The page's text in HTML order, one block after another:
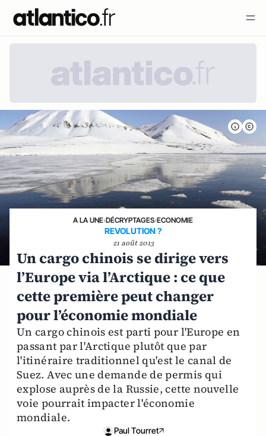
A LA UNE›DÉCRYPTAGES›ECONOMIE
REVOLUTION ?
21 août 2013
Un cargo chinois se dirige vers
l’Europe via l’Arctique : ce que
cette première peut changer
pour l’économie mondiale
Un cargo chinois est parti pour l'Europe en
passant par l'Arctique plutôt que par
l'itinéraire traditionnel qu'est le canal de
Suez. Avec une demande de permis qui
explose auprès de la Russie, cette nouvelle
voie pourrait impacter l'économie
mondiale.
Paul Tourret